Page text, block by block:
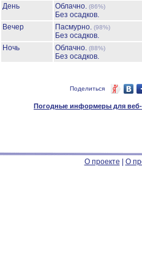
День
Облачно. (86%)
Без осадков.
Вечер
Пасмурно. (98%)
Без осадков.
Ночь
Облачно. (88%)
Без осадков.
Поделиться
Погодные информеры для веб-
О проекте О